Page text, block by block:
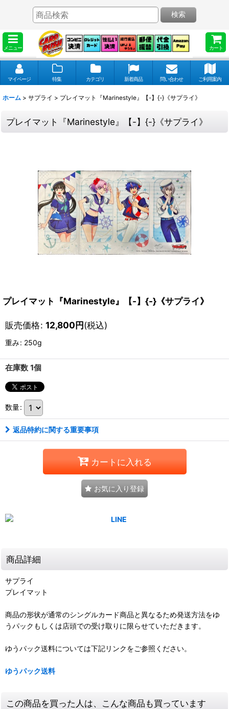
メニュー カート
検索
マイページ 特集 カテゴリ 新着商品 問い合わせ ご利用案内
ホーム > サプライ > プレイマット『Marinestyle』【-】{-}《サプライ》
プレイマット『Marinestyle』【-】{-}《サプライ》
プレイマット『Marinestyle』【-】{-}《サプライ》
販売価格: 12,800円(税込)
重み: 250g
在庫数 1個
数量:
返品特約に関する重要事項
カートに入れる
お気に入り登録
商品詳細
サプライ
プレイマット
商品の形状が通常のシングルカード商品と異なるため発送方法をゆ
うパックもしくは店頭での受け取りに限らせていただきます。
ゆうパック送料については下記リンクをご参照ください。
ゆうパック送料
この商品を買った人は、こんな商品も買っています